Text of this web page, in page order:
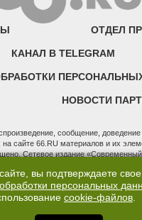
ОТДЕЛ
КАНАЛ В TELEGRAM
НОВОСТИ
сообщение, доведение
сайте 66.RU материалов и их
Сетевое издание
информационных технологий и
номер ЭЛ № ФС 77 - 76634
ограниченной ответственностью
адрес редакции и отдела продаж:
вы подтверждаете
персональных
cookie-файлов.